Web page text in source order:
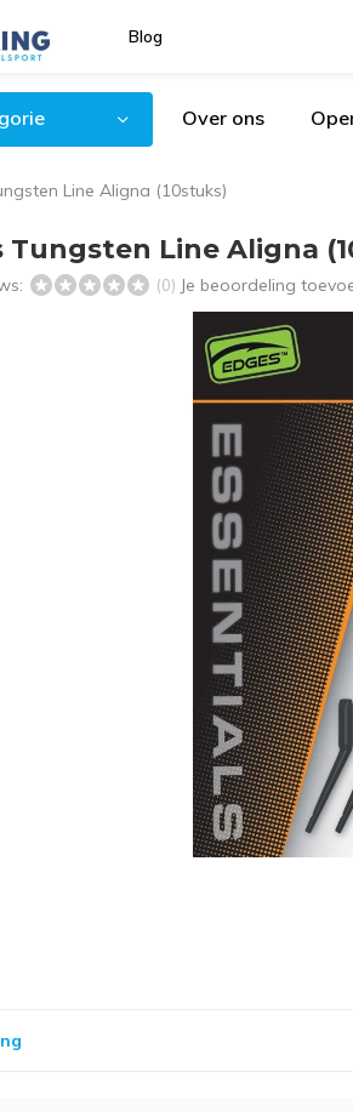
Blog
Over ons
Line Aligna (10stuks)
Tungsten Line Aligna
(0) Je beoordeling